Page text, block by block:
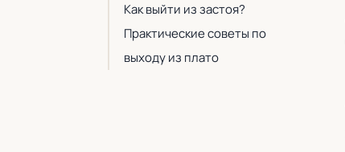
Как выйти из застоя?
Практические советы по
выходу из плато